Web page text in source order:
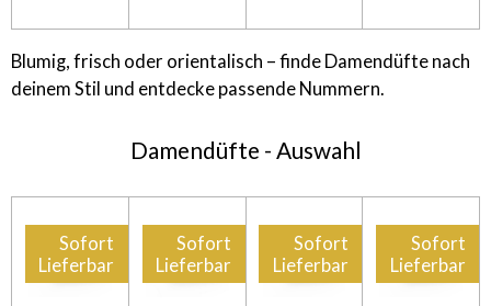
Blumig, frisch oder orientalisch – finde Damendüfte nach
deinem Stil und entdecke passende Nummern.
Damendüfte - Auswahl
Sofort
Lieferbar
Sofort
Lieferbar
Sofort
Lieferbar
Sofort
Lieferbar